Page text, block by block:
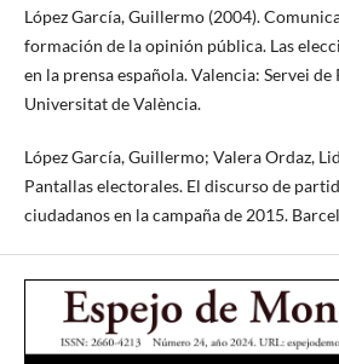
López García, Guillermo (2004).
formación de la opinión pública. Las
en la prensa española. Valencia: Servei
Universitat de València.
López García, Guillermo; Valera Ordaz,
Pantallas electorales. El discurso de
ciudadanos en la campaña de 2015.